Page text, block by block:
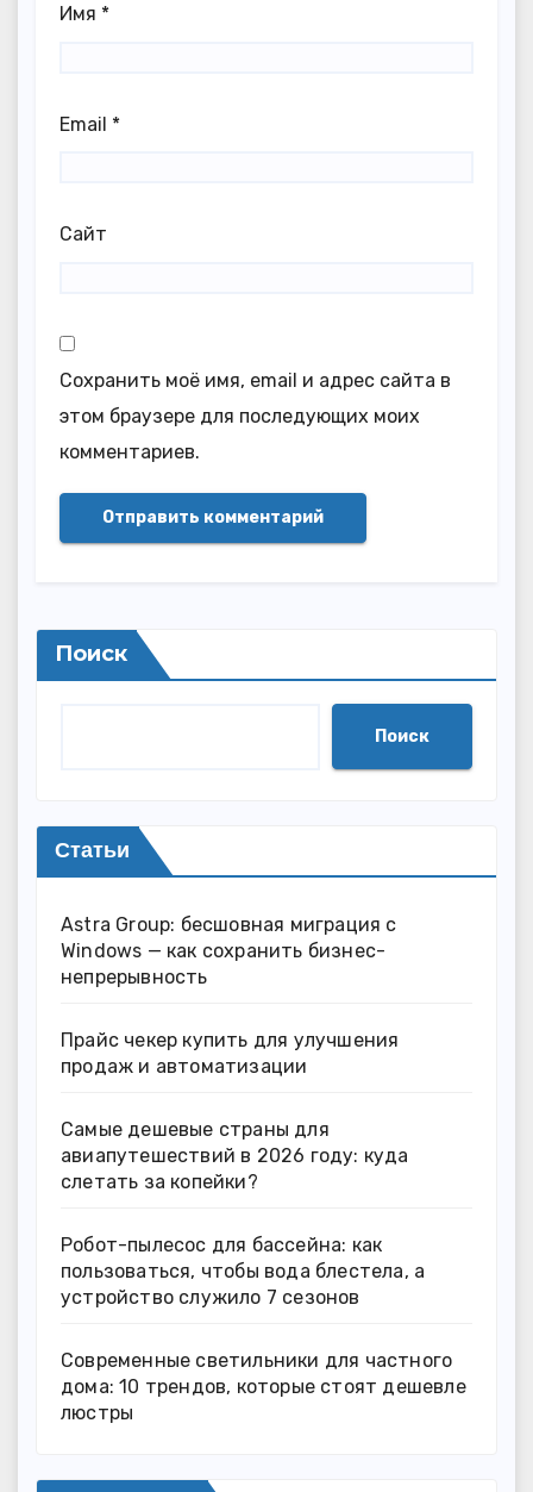
Имя *
Email *
Сайт
Сохранить моё имя, email и адрес сайта в
этом браузере для последующих моих
комментариев.
Поиск
Поиск
Статьи
Astra Group: бесшовная миграция с
Windows — как сохранить бизнес-
непрерывность
Прайс чекер купить для улучшения
продаж и автоматизации
Самые дешевые страны для
авиапутешествий в 2026 году: куда
слетать за копейки?
Робот-пылесос для бассейна: как
пользоваться, чтобы вода блестела, а
устройство служило 7 сезонов
Современные светильники для частного
дома: 10 трендов, которые стоят дешевле
люстры